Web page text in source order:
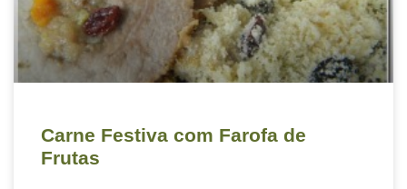
Carne Festiva com Farofa de
Frutas